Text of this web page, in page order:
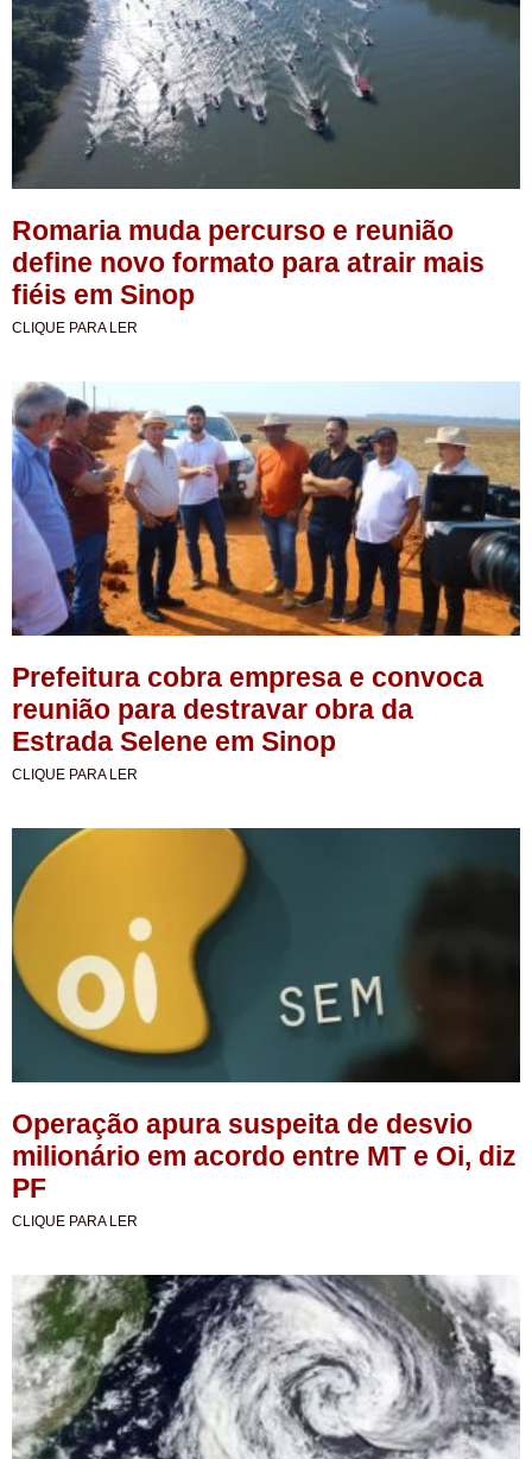
Romaria muda percurso e reunião
define novo formato para atrair mais
fiéis em Sinop
CLIQUE PARA LER
Prefeitura cobra empresa e convoca
reunião para destravar obra da
Estrada Selene em Sinop
CLIQUE PARA LER
Operação apura suspeita de desvio
milionário em acordo entre MT e Oi, diz
PF
CLIQUE PARA LER